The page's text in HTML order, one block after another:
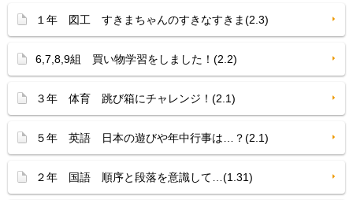
１年 図工 すきまちゃんのすきなすきま(2.3)
6,7,8,9組 買い物学習をしました！(2.2)
３年 体育 跳び箱にチャレンジ！(2.1)
５年 英語 日本の遊びや年中行事は…？(2.1)
２年 国語 順序と段落を意識して…(1.31)